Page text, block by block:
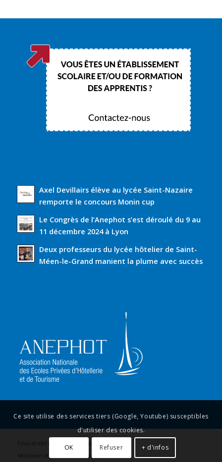
Axel Devillairs élève au lycée Saint-Nazaire
remporte le concours Monin cup
Le Congrès de l’Anephot s’est déroulé du 9 au
11 décembre 2024 à Lyon
Deux professeurs du lycée hôtelier de Saint-
Méen-le-Grand manient la plume avec succès
Tous droits réservés anephot.org
Mentions légales
Développement web
Ce site utilise des services tiers (Google, Youtube) susceptibles
d'utiliser des cookies.
OK Refuser + d'infos